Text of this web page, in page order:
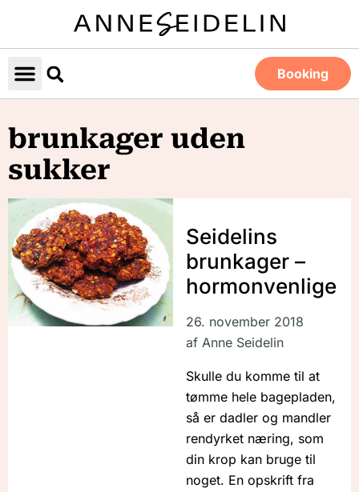
Booking
brunkager uden
sukker
Seidelins
brunkager –
hormonvenlige
26. november 2018
afAnne Seidelin
Skulle du komme til at
tømme hele bagepladen,
så er dadler og mandler
rendyrket næring, som
din krop kan bruge til
noget. En opskrift fra